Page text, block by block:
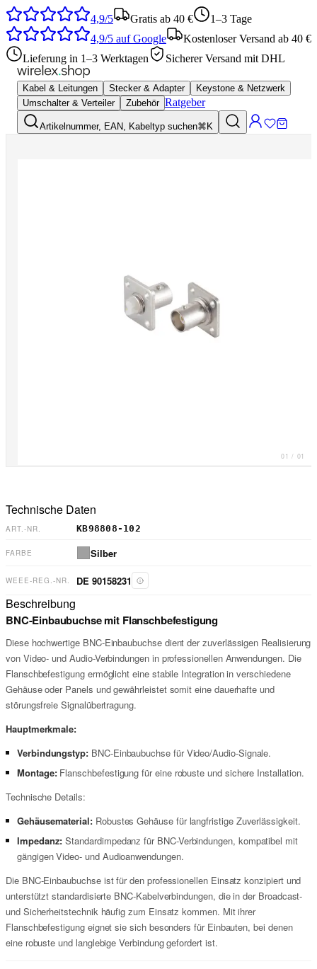
4,9/5 Gratis ab 40 €
1–3 Tage
4,9/5 auf Google
Kostenloser Versand ab 40 €
Lieferung in 1–3 Werktagen
Sicherer Versand mit DHL
Kabel & Leitungen Stecker & Adapter
Keystone & Netzwerk
Umschalter & Verteiler
Zubehör Ratgeber
Artikelnummer, EAN, Kabeltyp suchen⌘K
01 / 01
Technische Daten
ART.-NR. KB98808-102
FARBE Silber
WEEE-REG.-NR. DE 90158231
Beschreibung
BNC-Einbaubuchse mit Flanschbefestigung
Diese hochwertige BNC-Einbaubuchse dient der zuverlässigen Realisierung
von Video- und Audio-Verbindungen in professionellen Anwendungen. Die
Flanschbefestigung ermöglicht eine stabile Integration in verschiedene
Gehäuse oder Panels und gewährleistet somit eine dauerhafte und
störungsfreie Signalübertragung.
Hauptmerkmale:
Verbindungstyp: BNC-Einbaubuchse für Video/Audio-Signale.
Montage:Flanschbefestigung für eine robuste und sichere Installation.
Technische Details:
Gehäusematerial:Robustes Gehäuse für langfristige Zuverlässigkeit.
Impedanz: Standardimpedanz für BNC-Verbindungen, kompatibel mit
gängigen Video- und Audioanwendungen.
Die BNC-Einbaubuchse ist für den professionellen Einsatz konzipiert und
unterstützt standardisierte BNC-Kabelverbindungen, die in der Broadcast-
und Sicherheitstechnik häufig zum Einsatz kommen. Mit ihrer
Flanschbefestigung eignet sie sich besonders für Einbauten, bei denen
eine robuste und langlebige Verbindung gefordert ist.